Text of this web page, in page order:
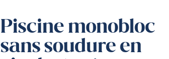
Piscine monobloc
sans soudure en
Pays-Bas
Royaume-Uni